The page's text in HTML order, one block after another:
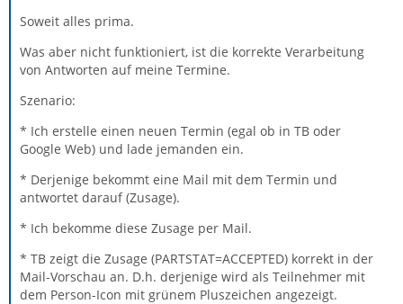
Soweit alles prima.
Was aber nicht funktioniert, ist die korrekte Verarbeitung
von Antworten auf meine Termine.
Szenario:
* Ich erstelle einen neuen Termin (egal ob in TB oder
Google Web) und lade jemanden ein.
* Derjenige bekommt eine Mail mit dem Termin und
antwortet darauf (Zusage).
* Ich bekomme diese Zusage per Mail.
* TB zeigt die Zusage (PARTSTAT=ACCEPTED) korrekt in der
Mail-Vorschau an. D.h. derjenige wird als Teilnehmer mit
dem Person-Icon mit grünem Pluszeichen angezeigt.